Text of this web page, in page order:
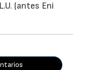
(antes Eni